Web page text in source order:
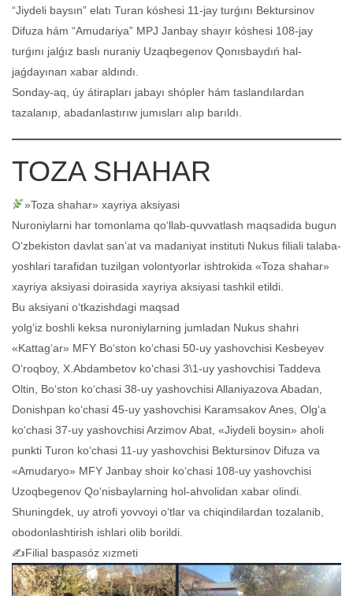
“Jiydeli baysın” elatı Turan kóshesi 11-jay turǵını Bektursinov
Difuza hám “Amudariya” MPJ Janbay shayır kóshesi 108-jay
turǵını jalǵız baslı nuraniy Uzaqbegenov Qonısbaydıń hal-
jaǵdayınan xabar aldındı.
Sonday-aq, úy átirapları jabayı shópler hám taslandılardan
tazalanıp, abadanlastırıw jumısları alıp barıldı.
TOZA SHAHAR
»Toza shahar» xayriya aksiyasi
Nuroniylarni har tomonlama qo‘llab-quvvatlash maqsadida bugun
O‘zbekiston davlat san’at va madaniyat instituti Nukus filiali talaba-
yoshlari tarafidan tuzilgan volontyorlar ishtrokida «Toza shahar»
xayriya aksiyasi doirasida xayriya aksiyasi tashkil etildi.
Bu aksiyani o‘tkazishdagi maqsad
yolg‘iz boshli keksa nuroniylarning jumladan Nukus shahri
«Kattag‘ar» MFY Bo‘ston ko‘chasi 50-uy yashovchisi Kesbeyev
O‘roqboy, X.Abdambetov ko‘chasi 3\1-uy yashovchisi Taddeva
Oltin, Bo‘ston ko‘chasi 38-uy yashovchisi Allaniyazova Abadan,
Donishpan ko‘chasi 45-uy yashovchisi Karamsakov Anes, Olg‘a
ko‘chasi 37-uy yashovchisi Arzimov Abat, «Jiydeli boysin» aholi
punkti Turon ko‘chasi 11-uy yashovchisi Bektursinov Difuza va
«Amudaryo» MFY Janbay shoir ko‘chasi 108-uy yashovchisi
Uzoqbegenov Qo‘nisbaylarning hol-ahvolidan xabar olindi.
Shuningdek, uy atrofi yovvoyi o‘tlar va chiqindilardan tozalanib,
obodonlashtirish ishlari olib borildi.
✍️Filial baspasóz xızmeti